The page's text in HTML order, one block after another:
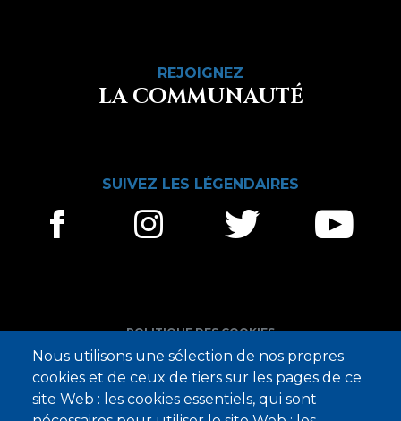
Nous utilisons une sélection de nos propres
cookies et de ceux de tiers sur les pages de ce
site Web : les cookies essentiels, qui sont
REJOIGNEZ
LA COMMUNAUTÉ
SUIVEZ LES LÉGENDAIRES
POLITIQUE DES COOKIES
MENTIONS LÉGALES
DONNÉES PERSONNELLES